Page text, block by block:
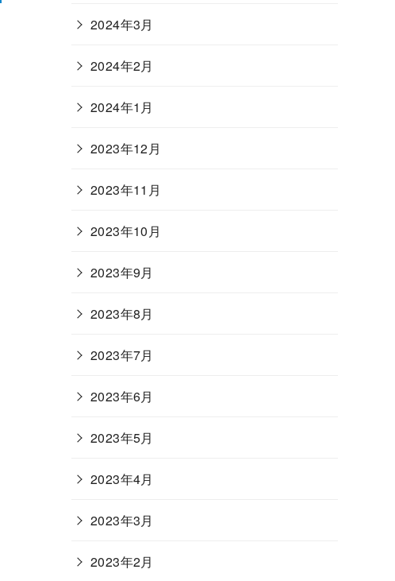
2024年3月
2024年2月
2024年1月
2023年12月
2023年11月
2023年10月
2023年9月
2023年8月
2023年7月
2023年6月
2023年5月
2023年4月
2023年3月
2023年2月